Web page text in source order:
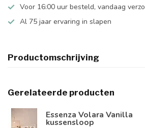
Voor 16:00 uur besteld, vandaag
Al 75 jaar ervaring in slapen
Productomschrijving
Gerelateerde producten
Essenza Volara Vanilla
kussensloop